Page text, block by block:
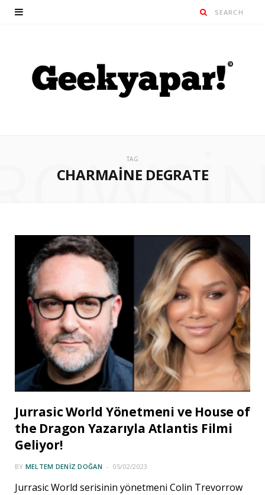
TAG
CHARMAINE DEGRATE
Jurrasic World Yönetmeni ve House of
the Dragon Yazarıyla Atlantis Filmi
Geliyor!
BY MELTEM DENIZ DOĞAN 05/02/2023
Jurrasic World serisinin yönetmeni Colin Trevorrow